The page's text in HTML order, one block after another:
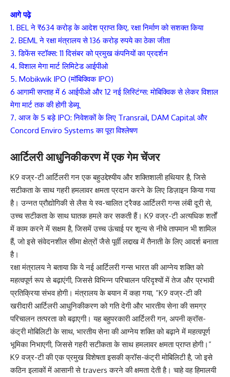
आगे पढ़े
1. BEL ने ₹634 करोड़ के आदेश प्राप्त किए, रक्षा निर्माण को सशक्त किया
2. BEML ने रक्षा मंत्रालय से 136 करोड़ रुपये का ठेका जीता
3.डिफेंस स्टॉक्स: 11 दिसंबर को प्रमुख कंपनियों का प्रदर्शन
4. विशाल मेगा मार्ट लिमिटेड आईपीओ
5. Mobikwik IPO (मॉबिक्विक IPO)
6 आगामी सप्ताह में 6 आईपीओ और 12 नई लिस्टिंग्स: मोबिक्विक से लेकर विशाल
मेगा मार्ट तक की होगी डेब्यू
7. आज के 5 बड़े IPO: निवेशकों के लिए Transrail, DAM Capital और
Concord Enviro Systems का पूरा विश्लेषण
आर्टिलरी आधुनिकीकरण में एक गेम चेंजर
K9 वज्र-टी आर्टिलरी गन एक बहुउद्देश्यीय और शक्तिशाली हथियार है, जिसे
सटीकता के साथ गहरी हमलावर क्षमता प्रदान करने के लिए डिज़ाइन किया गया
है। उन्नत प्रौद्योगिकी से लैस ये स्व-चालित ट्रैक्ड आर्टिलरी गन्स लंबी दूरी से,
उच्च सटीकता के साथ घातक हमले कर सकती हैं। K9 वज्र-टी अत्यधिक शर्तों
में काम करने में सक्षम है, जिसमें उच्च ऊंचाई पर शून्य से नीचे तापमान भी शामिल
हैं, जो इसे संवेदनशील सीमा क्षेत्रों जैसे पूर्वी लद्दाख में तैनाती के लिए आदर्श बनाता
है।
रक्षा मंत्रालय ने बताया कि ये नई आर्टिलरी गन्स भारत की आग्नेय शक्ति को
महत्वपूर्ण रूप से बढ़ाएंगी, जिससे विभिन्न परिचालन परिदृश्यों में तेज और प्रभावी
प्रतिक्रिया संभव होगी। मंत्रालय के बयान में कहा गया, “K9 वज्र-टी की
खरीदारी आर्टिलरी आधुनिकीकरण को गति देगी और भारतीय सेना की समग्र
परिचालन तत्परता को बढ़ाएगी। यह बहुपरकारी आर्टिलरी गन, अपनी क्रॉस-
कंट्री मोबिलिटी के साथ, भारतीय सेना की आग्नेय शक्ति को बढ़ाने में महत्वपूर्ण
भूमिका निभाएगी, जिससे गहरी सटीकता के साथ हमलावर क्षमता प्राप्त होगी।”
K9 वज्र-टी की एक प्रमुख विशेषता इसकी क्रॉस-कंट्री मोबिलिटी है, जो इसे
कठिन इलाकों में आसानी से travers करने की क्षमता देती है। चाहे वह हिमालयी